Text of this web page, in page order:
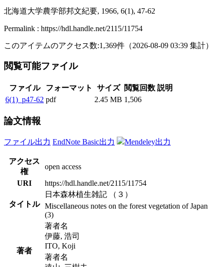
北海道大学農学部邦文紀要, 1966, 6(1), 47-62
Permalink : https://hdl.handle.net/2115/11754
このアイテムのアクセス数:1,369件 （2026-08-09 03:39 集計）
閲覧可能ファイル
ファイル フォーマット サイズ 閲覧回数 説明
6(1)_p47-62 pdf 2.45 MB 1,506
論文情報
ファイル出力 EndNote Basic出力 Mendeley出力
アクセス
権
open access
URI
https://hdl.handle.net/2115/11754
タイトル
日本森林植生雑記 （３）
Miscellaneous notes on the forest vegetation of Japan
(3)
著者
著者名
伊藤, 浩司
ITO, Koji
著者名